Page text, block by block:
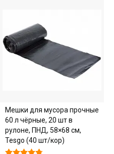
Мешки для мусора прочные
60 л чёрные, 20 шт в
рулоне, ПНД, 58×68 см,
Tesgo (40 шт/кор)